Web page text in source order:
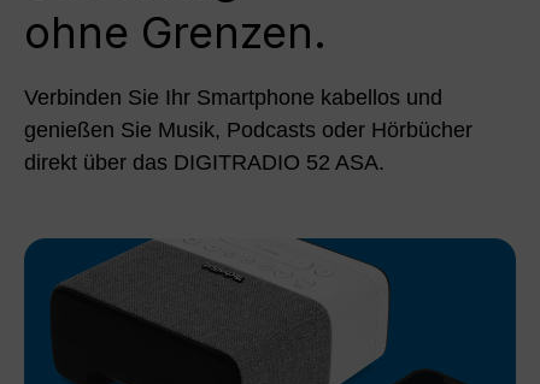
ohne Grenzen.
Verbinden Sie Ihr Smartphone kabellos und
genießen Sie Musik, Podcasts oder Hörbücher
direkt über das DIGITRADIO 52 ASA.